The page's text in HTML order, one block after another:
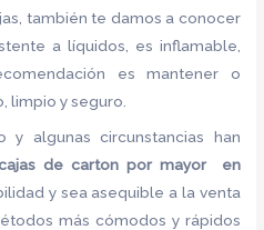
también te damos a conocer
a líquidos, es inflamable,
es mantener o
limpio y seguro.
algunas circunstancias han
de carton por mayor en
y sea asequible a la venta
más cómodos y rápidos